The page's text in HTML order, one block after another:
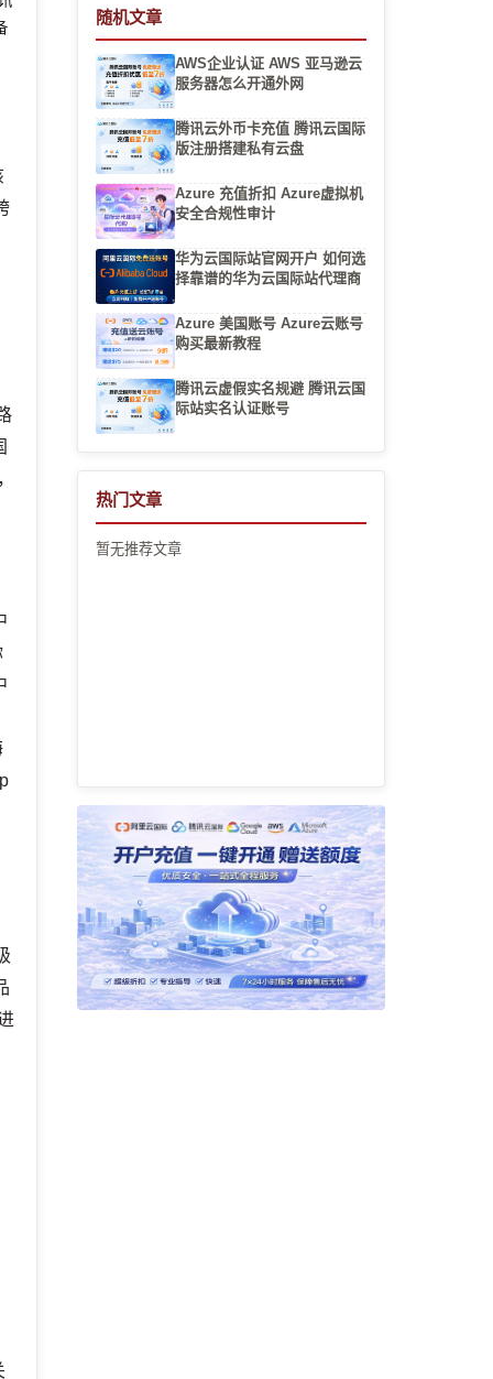
随机文章
AWS企业认证 AWS 亚马逊云
服务器怎么开通外网
腾讯云外币卡充值 腾讯云国际
版注册搭建私有云盘
Azure 充值折扣 Azure虚拟机
安全合规性审计
华为云国际站官网开户 如何选
择靠谱的华为云国际站代理商
Azure 美国账号 Azure云账号
购买最新教程
腾讯云虚假实名规避 腾讯云国
际站实名认证账号
热门文章
暂无推荐文章